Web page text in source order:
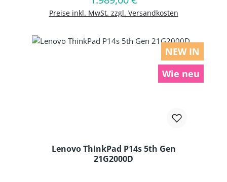
Preise inkl. MwSt. zzgl. Versandkosten
NEW IN
Wie neu
Lenovo ThinkPad P14s 5th Gen
21G2000D